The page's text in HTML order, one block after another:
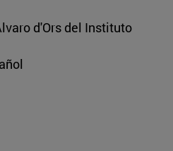
d'Ors del Instituto